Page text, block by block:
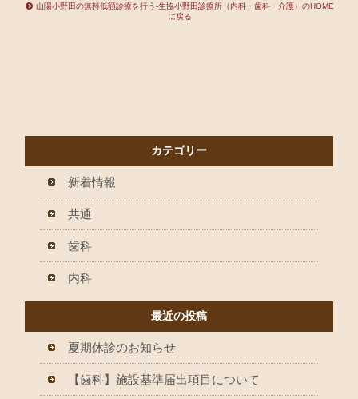
山陽小野田の無料低額診療を行う-生協小野田診療所（内科・歯科・介護）のHOME
に戻る
カテゴリー
新着情報
共通
歯科
内科
最近の投稿
夏期休診のお知らせ
【歯科】施設基準届出項目について